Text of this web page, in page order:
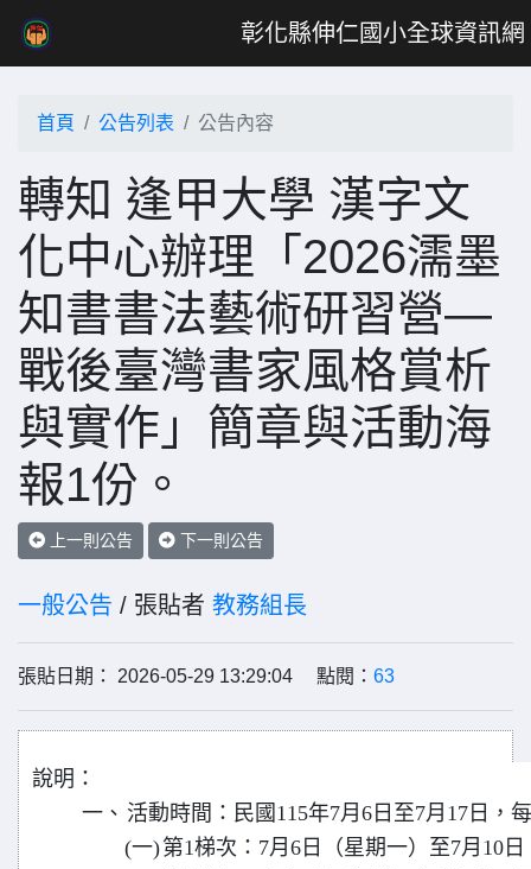
彰化縣伸仁國小全球資訊網
首頁 公告列表 公告內容
轉知 逢甲大學 漢字文
化中心辦理「2026濡墨
知書書法藝術研習營—
戰後臺灣書家風格賞析
與實作」簡章與活動海
報1份。
上一則公告 下一則公告
一般公告 / 張貼者 教務組長
張貼日期： 2026-05-29 13:29:04 點閱： 63
說明：
一、 活動時間：民國115年7月6日至7月17日，
(一)第1梯次：7月6日（星期一）至7月10